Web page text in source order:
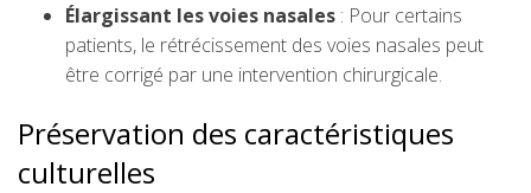
Élargissant les voies nasales : Pour certains
patients, le rétrécissement des voies nasales peut
être corrigé par une intervention chirurgicale.
Préservation des caractéristiques
culturelles